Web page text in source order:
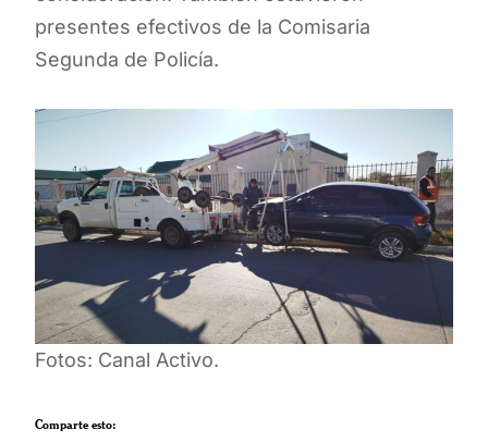
presentes efectivos de la Comisaria
Segunda de Policía.
Fotos: Canal Activo.
Comparte esto: